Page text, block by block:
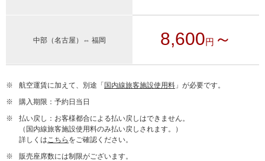
中部（名古屋）⇔ 福岡 8,600円 ～
※ 航空運賃に加えて、別途「 国内線旅客施設使用料 」が必要です。
※
購入期限：予約日当日
※
払い戻し：お客様都合による払い戻しはできません。
（国内線旅客施設使用料のみ払い戻しされます。）
詳しくはこちら をご確認ください。
※
販売座席数には制限がございます。